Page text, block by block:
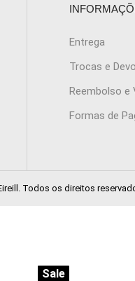
Entrega
Trocas e
Reembolso e
Formas de
Todos os direitos
Sale